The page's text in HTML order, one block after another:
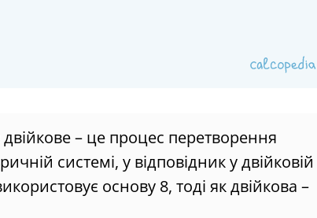
– це процес перетворення
системі, у відповідник у двійковій
основу 8, тоді як двійкова –